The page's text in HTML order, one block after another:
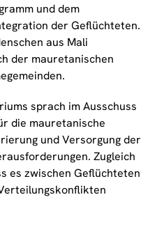
und dem
der Geflüchteten.
aus Mali
der mauretanischen
sprach im Ausschuss
die mauretanische
und Versorgung der
Zugleich
es zwischen Geflüchteten